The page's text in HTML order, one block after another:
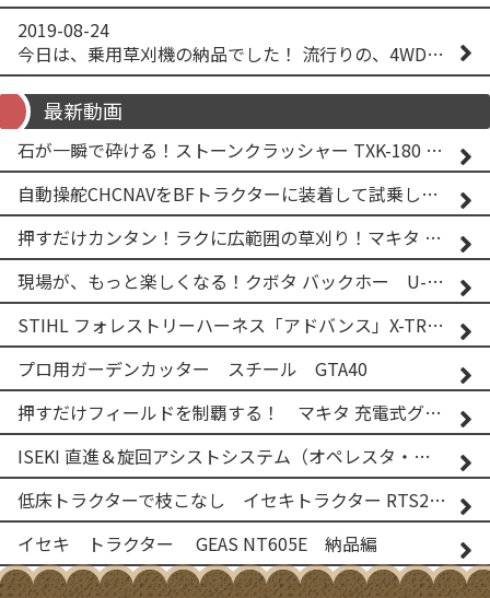
2019-08-24
今日は、乗用草刈機の納品でした！ 流行りの、4WD！ #イセキアグリ #オーレック #四駆 #増税間近
最新動画
石が一瞬で砕ける！ストーンクラッシャー TXK-180 実演
自動操舵CHCNAVをBFトラクターに装着して試乗してみた！！ CHCNAV NX610
押すだけカンタン！ラクに広範囲の草刈り！マキタ バッテリー式草刈り機 MUG001G 2
現場が、もっと楽しくなる！クボタ バックホー U-25-3A
STIHL フォレストリーハーネス「アドバンス」X-TREEm
プロ用ガーデンカッター スチール GTA40
押すだけフィールドを制覇する！ マキタ 充電式グランドトリマー MUG001G
ISEKI 直進＆旋回アシストシステム（オペレスタ・ターン）搭載 イセキ 乗用田植機 PRJ8D-ZJL
低床トラクターで枝こなし イセキトラクター RTS205NS & フレールモア FNC1202F
イセキ トラクター GEAS NT605E 納品編